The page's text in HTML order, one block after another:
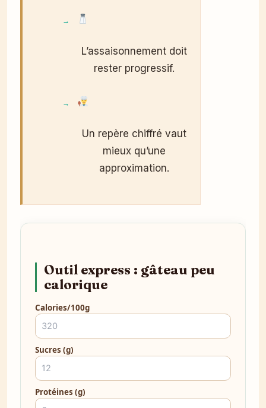
L’assaisonnement doit
rester progressif.
Un repère chiffré vaut
mieux qu’une
approximation.
Outil express : gâteau peu
calorique
Calories/100g
Sucres (g)
Protéines (g)